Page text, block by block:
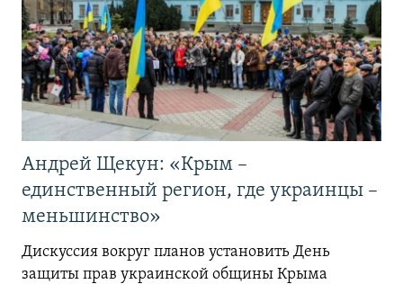
Андрей Щекун: «Крым –
единственный регион, где украинцы –
меньшинство»
Дискуссия вокруг планов установить День
защиты прав украинской общины Крыма